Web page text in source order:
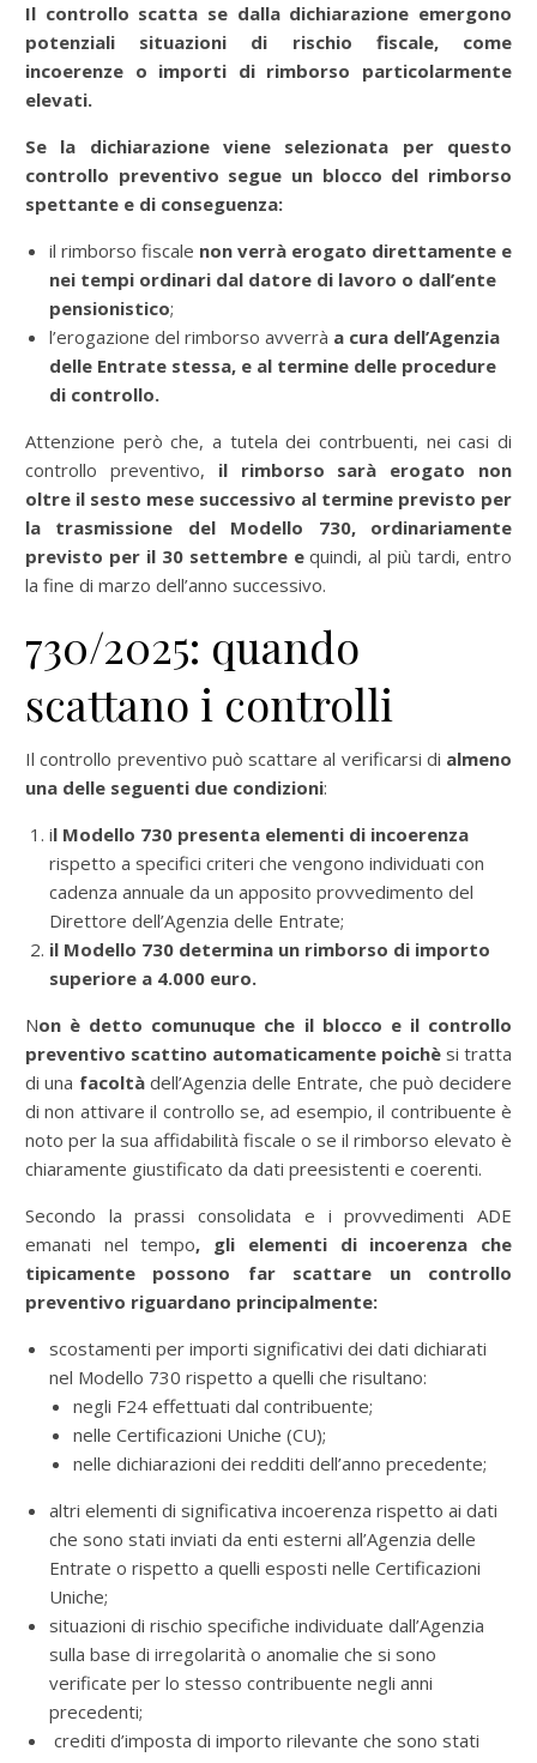
Il controllo scatta se dalla dichiarazione emergono
potenziali situazioni di rischio fiscale, come
incoerenze o importi di rimborso particolarmente
elevati.
Se la dichiarazione viene selezionata per questo
controllo preventivo segue un blocco del rimborso
spettante e di conseguenza:
il rimborso fiscale non verrà erogato direttamente e
nei tempi ordinari dal datore di lavoro o dall’ente
pensionistico;
l’erogazione del rimborso avverrà a cura dell’Agenzia
delle Entrate stessa, e al termine delle procedure
di controllo.
Attenzione però che, a tutela dei contrbuenti, nei casi di
controllo preventivo, il rimborso sarà erogato non
oltre il sesto mese successivo al termine previsto per
la trasmissione del Modello 730, ordinariamente
previsto per il 30 settembre equindi, al più tardi, entro
la fine di marzo dell’anno successivo.
730/2025: quando
scattano i controlli
Il controllo preventivo può scattare al verificarsi di almeno
una delle seguenti due condizioni:
il Modello 730 presenta elementi di incoerenza
rispetto a specifici criteri che vengono individuati con
cadenza annuale da un apposito provvedimento del
Direttore dell’Agenzia delle Entrate;
il Modello 730 determina un rimborso di importo
superiore a 4.000 euro.
Non è detto comunuque che il blocco e il controllo
preventivo scattino automaticamente poichè si tratta
di una facoltàdell’Agenzia delle Entrate, che può decidere
di non attivare il controllo se, ad esempio, il contribuente è
noto per la sua affidabilità fiscale o se il rimborso elevato è
chiaramente giustificato da dati preesistenti e coerenti.
Secondo la prassi consolidata e i provvedimenti ADE
emanati nel tempo, gli elementi di incoerenza che
tipicamente possono far scattare un controllo
preventivo riguardano principalmente:
scostamenti per importi significativi dei dati dichiarati
nel Modello 730 rispetto a quelli che risultano:
negli F24 effettuati dal contribuente;
nelle Certificazioni Uniche (CU);
nelle dichiarazioni dei redditi dell’anno precedente;
altri elementi di significativa incoerenza rispetto ai dati
che sono stati inviati da enti esterni all’Agenzia delle
Entrate o rispetto a quelli esposti nelle Certificazioni
Uniche;
situazioni di rischio specifiche individuate dall’Agenzia
sulla base di irregolarità o anomalie che si sono
verificate per lo stesso contribuente negli anni
precedenti;
crediti d’imposta di importo rilevante che sono stati